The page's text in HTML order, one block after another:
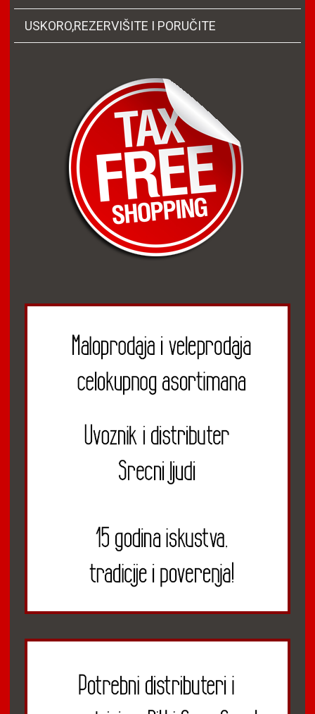
USKORO,REZERVIŠITE I PORUČITE